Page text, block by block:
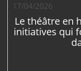
17/04/2026
Le théâtre en
initiatives qui